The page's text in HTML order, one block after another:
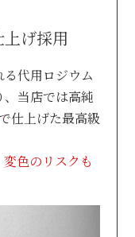
げ採用
代用ロジウム
当店では高純
仕上げた最高級
色のリスクも